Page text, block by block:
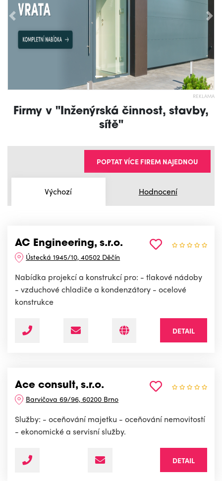
Předchozí
REKLAMA
Firmy v "Inženýrská činnost, stavby,
sítě"
Výchozí Hodnocení
POPTAT VÍCE FIREM NAJEDNOU
AC Engineering, s.r.o.
Ústecká 1945/10, 40502 Děčín
Nabídka projekcí a konstrukcí pro: - tlakové nádoby
- vzduchové chladiče a kondenzátory - ocelové
konstrukce
DETAIL
Ace consult, s.r.o.
Barvičova 69/96, 60200 Brno
Služby: - oceňování majetku - oceňování nemovitostí
- ekonomické a servisní služby.
DETAIL